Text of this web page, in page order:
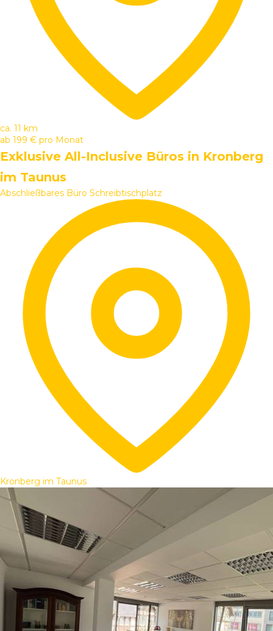
ca. 11 km
ab 199 € pro Monat
Exklusive All-Inclusive Büros in Kronberg
im Taunus
Abschließbares Büro Schreibtischplatz
Kronberg im Taunus